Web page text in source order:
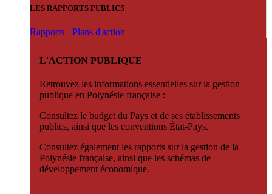
LES RAPPORTS PUBLICS
Rapports - Plans d'action
L'ACTION PUBLIQUE
Retrouvez les informations essentielles sur la gestion
publique en Polynésie française :
Consultez le budget du Pays et de ses établissements
publics, ainsi que les conventions État-Pays.
Consultez également les rapports sur la gestion de la
Polynésie française, ainsi que les schémas de
développement économique.